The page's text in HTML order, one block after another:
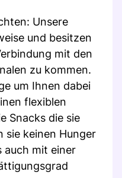
Unsere
und besitzen
mit den
zu kommen.
um Ihnen dabei
flexiblen
Snacks die sie
sie keinen Hunger
auch mit einer